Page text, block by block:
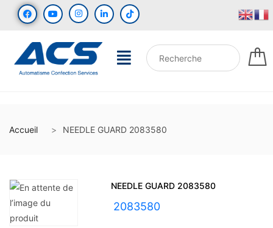
Accueil NEEDLE GUARD 2083580
NEEDLE GUARD 2083580
2083580